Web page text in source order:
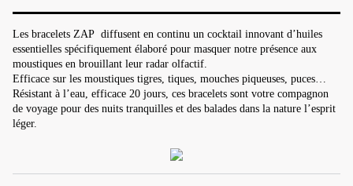
Les bracelets ZAP diffusent en continu un cocktail innovant d’huiles
essentielles spécifiquement élaboré pour masquer notre présence aux
moustiques en brouillant leur radar olfactif.
Efficace sur les moustiques tigres, tiques, mouches piqueuses, puces…
Résistant à l’eau, efficace 20 jours, ces bracelets sont votre compagnon
de voyage pour des nuits tranquilles et des balades dans la nature l’esprit
léger.